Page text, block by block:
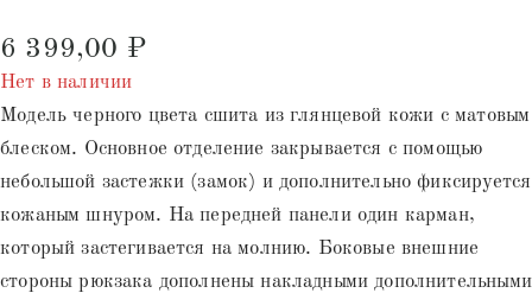
6 399,00 ₽
Нет в наличии
Модель черного цвета сшита из глянцевой кожи с матовым
блеском. Основное отделение закрывается с помощью
небольшой застежки (замок) и дополнительно фиксируется
кожаным шнуром. На передней панели один карман,
который застегивается на молнию. Боковые внешние
стороны рюкзака дополнены накладными дополнительными